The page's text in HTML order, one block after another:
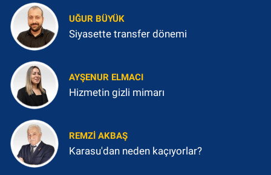
UĞUR BÜYÜK
Siyasette transfer dönemi
AYŞENUR ELMACI
Hizmetin gizli mimarı
REMZI AKBAŞ
Karasu'dan neden kaçıyorlar?